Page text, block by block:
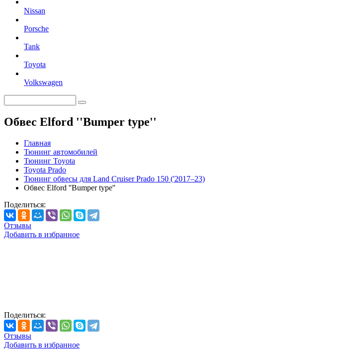
Nissan
Porsche
Tank
Toyota
Volkswagen
Обвес Elford ''Bumper type''
Главная
Тюнинг автомобилей
Тюнинг Toyota
Toyota Prado
Тюнинг обвесы для Land Cruiser Prado 150 ('2017–23)
Обвес Elford ''Bumper type''
Поделиться:
Отзывы
Добавить в избранное
Поделиться:
Отзывы
Добавить в избранное